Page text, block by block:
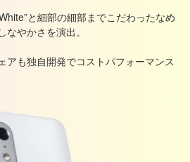
と細部の細部までこだわったなめ
やかさを演出。
アも独自開発でコストパフォーマンス